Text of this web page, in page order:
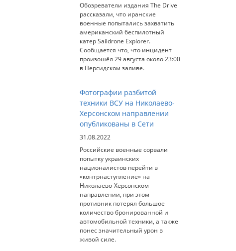
Обозреватели издания The Drive
рассказали, что иранские
военные попытались захватить
американский беспилотный
катер Saildrone Explorer.
Сообщается что, что инцидент
произошёл 29 августа около 23:00
в Персидском заливе.
Фотографии разбитой
техники ВСУ на Николаево-
Херсонском направлении
опубликованы в Сети
31.08.2022
Российские военные сорвали
попытку украинских
националистов перейти в
«контрнаступление» на
Николаево-Херсонском
направлении, при этом
противник потерял большое
количество бронированной и
автомобильной техники, а также
понес значительный урон в
живой силе.